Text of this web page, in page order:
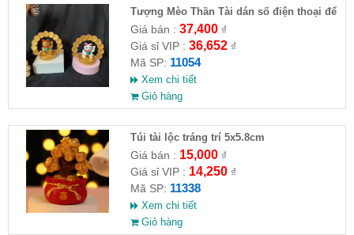
Tượng Mèo Thần Tài dán số điện thoại để
ô tô
Giá bán : 37,400₫
Giá sỉ VIP : 36,652₫
Mã SP: 11054
Xem chi tiết
Giỏ hàng
Túi tài lộc tráng trí 5x5.8cm
Giá bán : 15,000₫
Giá sỉ VIP : 14,250₫
Mã SP: 11338
Xem chi tiết
Giỏ hàng